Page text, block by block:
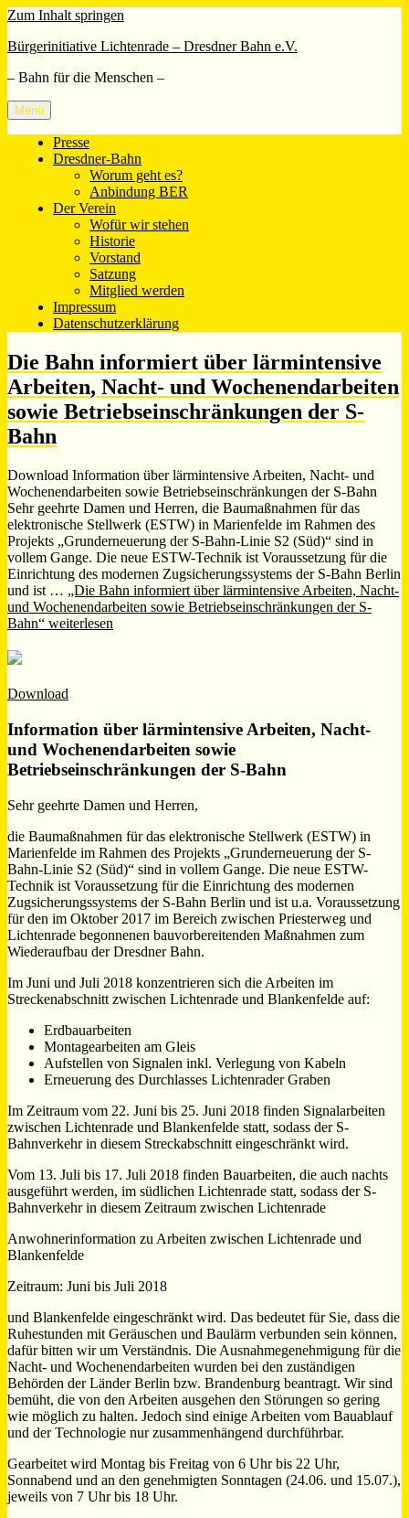
Zum Inhalt springen
Bürgerinitiative Lichtenrade – Dresdner Bahn e.V.
– Bahn für die Menschen –
Menü
Presse
Dresdner-Bahn
Worum geht es?
Anbindung BER
Der Verein
Wofür wir stehen
Historie
Vorstand
Satzung
Mitglied werden
Impressum
Datenschutzerklärung
Die Bahn informiert über lärmintensive
Arbeiten, Nacht- und Wochenendarbeiten
sowie Betriebseinschränkungen der S-
Bahn
Download Information über lärmintensive Arbeiten, Nacht- und
Wochenendarbeiten sowie Betriebseinschränkungen der S-Bahn
Sehr geehrte Damen und Herren, die Baumaßnahmen für das
elektronische Stellwerk (ESTW) in Marienfelde im Rahmen des
Projekts „Grunderneuerung der S-Bahn-Linie S2 (Süd)“ sind in
vollem Gange. Die neue ESTW-Technik ist Voraussetzung für die
Einrichtung des modernen Zugsicherungssystems der S-Bahn Berlin
und ist … „Die Bahn informiert über lärmintensive Arbeiten, Nacht-
und Wochenendarbeiten sowie Betriebseinschränkungen der S-
Bahn“ weiterlesen
Download
Information über lärmintensive Arbeiten, Nacht-
und Wochenendarbeiten sowie
Betriebseinschränkungen der S-Bahn
Sehr geehrte Damen und Herren,
die Baumaßnahmen für das elektronische Stellwerk (ESTW) in
Marienfelde im Rahmen des Projekts „Grunderneuerung der S-
Bahn-Linie S2 (Süd)“ sind in vollem Gange. Die neue ESTW-
Technik ist Voraussetzung für die Einrichtung des modernen
Zugsicherungssystems der S-Bahn Berlin und ist u.a. Voraussetzung
für den im Oktober 2017 im Bereich zwischen Priesterweg und
Lichtenrade begonnenen bauvorbereitenden Maßnahmen zum
Wiederaufbau der Dresdner Bahn.
Im Juni und Juli 2018 konzentrieren sich die Arbeiten im
Streckenabschnitt zwischen Lichtenrade und Blankenfelde auf:
Erdbauarbeiten
Montagearbeiten am Gleis
Aufstellen von Signalen inkl. Verlegung von Kabeln
Erneuerung des Durchlasses Lichtenrader Graben
Im Zeitraum vom 22. Juni bis 25. Juni 2018 finden Signalarbeiten
zwischen Lichtenrade und Blankenfelde statt, sodass der S-
Bahnverkehr in diesem Streckabschnitt eingeschränkt wird.
Vom 13. Juli bis 17. Juli 2018 finden Bauarbeiten, die auch nachts
ausgeführt werden, im südlichen Lichtenrade statt, sodass der S-
Bahnverkehr in diesem Zeitraum zwischen Lichtenrade
Anwohnerinformation zu Arbeiten zwischen Lichtenrade und
Blankenfelde
Zeitraum: Juni bis Juli 2018
und Blankenfelde eingeschränkt wird. Das bedeutet für Sie, dass die
Ruhestunden mit Geräuschen und Baulärm verbunden sein können,
dafür bitten wir um Verständnis. Die Ausnahmegenehmigung für die
Nacht- und Wochenendarbeiten wurden bei den zuständigen
Behörden der Länder Berlin bzw. Brandenburg beantragt. Wir sind
bemüht, die von den Arbeiten ausgehen den Störungen so gering
wie möglich zu halten. Jedoch sind einige Arbeiten vom Bauablauf
und der Technologie nur zusammenhängend durchführbar.
Gearbeitet wird Montag bis Freitag von 6 Uhr bis 22 Uhr,
Sonnabend und an den genehmigten Sonntagen (24.06. und 15.07.),
jeweils von 7 Uhr bis 18 Uhr.